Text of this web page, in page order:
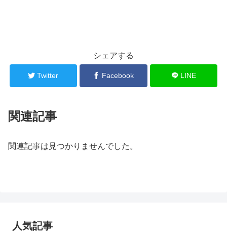
シェアする
Twitter Facebook LINE
関連記事
関連記事は見つかりませんでした。
人気記事